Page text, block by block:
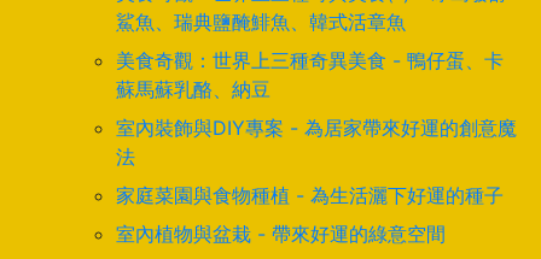
鯊魚、瑞典鹽醃鯡魚、韓式活章魚
美食奇觀：世界上三種奇異美食 - 鴨仔蛋、卡
蘇馬蘇乳酪、納豆
室內裝飾與DIY專案 - 為居家帶來好運的創意魔
法
家庭菜園與食物種植 - 為生活灑下好運的種子
室內植物與盆栽 - 帶來好運的綠意空間